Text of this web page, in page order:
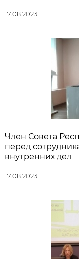
17.08.2023
Член Совета
перед
внутренних дел
17.08.2023